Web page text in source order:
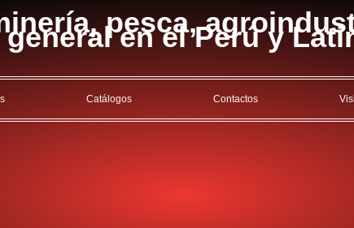
pesca,
en el Perú y
Catálogos Contactos